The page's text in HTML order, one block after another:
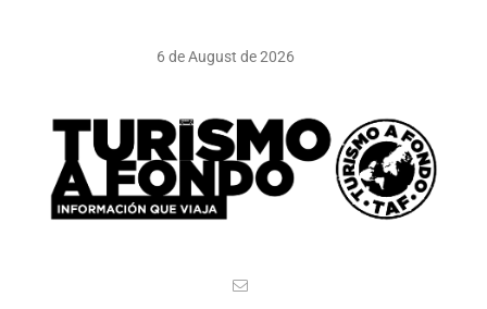
6 de August de 2026